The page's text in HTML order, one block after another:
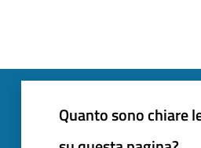
Quanto sono chiare